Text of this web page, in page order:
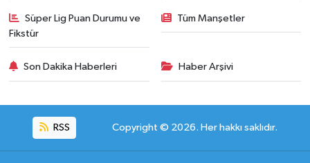
Süper Lig Puan Durumu ve
Fikstür
Tüm Manşetler
Son Dakika Haberleri Haber Arşivi
RSS Copyright © 2026. Her hakkı saklıdır.